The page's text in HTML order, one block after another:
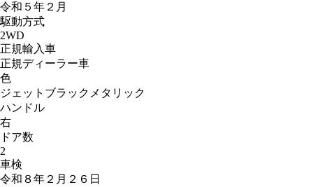
令和５年２月
駆動方式
2WD
正規輸入車
正規ディーラー車
色
ジェットブラックメタリック
ハンドル
右
ドア数
2
車検
令和８年２月２６日